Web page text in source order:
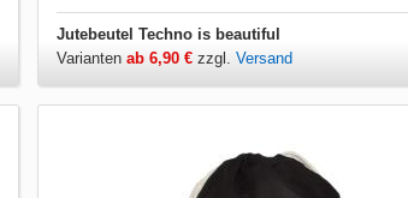
Jutebeutel Techno is beautiful
Varianten ab 6,90 €zzgl. Versand